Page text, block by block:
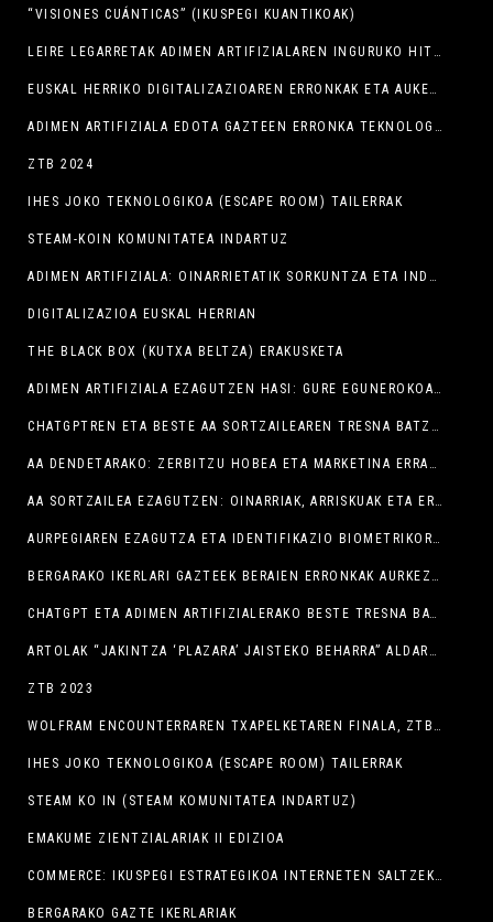
“VISIONES CUÁNTICAS” (IKUSPEGI KUANTIKOAK)
LEIRE LEGARRETAK ADIMEN ARTIFIZIALAREN INGURUKO HITZALDIA ESKAINI DU ZTB BARRUAN
EUSKAL HERRIKO DIGITALIZAZIOAREN ERRONKAK ETA AUKERAK AZTERGAI IZAN DITUZTE ZTBN
ADIMEN ARTIFIZIALA EDOTA GAZTEEN ERRONKA TEKNOLOGIKOAK IZANGO DIRA BERGARAKO ZTB JARDUNALDIEN ARDATZ NAGUSIAK
ZTB 2024
IHES JOKO TEKNOLOGIKOA (ESCAPE ROOM) TAILERRAK
STEAM-KOIN KOMUNITATEA INDARTUZ
ADIMEN ARTIFIZIALA: OINARRIETATIK SORKUNTZA ETA INDUSTRIARA
DIGITALIZAZIOA EUSKAL HERRIAN
THE BLACK BOX (KUTXA BELTZA) ERAKUSKETA
ADIMEN ARTIFIZIALA EZAGUTZEN HASI: GURE EGUNEROKOAN DUEN ERAGINA ULERTU
CHATGPTREN ETA BESTE AA SORTZAILEAREN TRESNA BATZUEN ERABILERA PRAKTIKOA
AA DENDETARAKO: ZERBITZU HOBEA ETA MARKETINA ERRAZAGOA
AA SORTZAILEA EZAGUTZEN: OINARRIAK, ARRISKUAK ETA ERREMINTA GILTZARRIAK
AURPEGIAREN EZAGUTZA ETA IDENTIFIKAZIO BIOMETRIKORAKO BESTE MODU BATZUK: ERRONKAK ETA ARRISKUAK
BERGARAKO IKERLARI GAZTEEK BERAIEN ERRONKAK AURKEZTU DITUZTE ZTB-N
CHATGPT ETA ADIMEN ARTIFIZIALERAKO BESTE TRESNA BATZUK NOLA ERABILI AZTERTU DUTE ZTBN
ARTOLAK “JAKINTZA ‘PLAZARA’ JAISTEKO BEHARRA” ALDARRIKATU DU BERGARAKO ZTBREN IREKIERA EKITALDIAN
ZTB 2023
WOLFRAM ENCOUNTERRAREN TXAPELKETAREN FINALA, ZTBREN BAITAN
IHES JOKO TEKNOLOGIKOA (ESCAPE ROOM) TAILERRAK
STEAM KO IN (STEAM KOMUNITATEA INDARTUZ)
EMAKUME ZIENTZIALARIAK II EDIZIOA
COMMERCE: IKUSPEGI ESTRATEGIKOA INTERNETEN SALTZEKO
BERGARAKO GAZTE IKERLARIAK